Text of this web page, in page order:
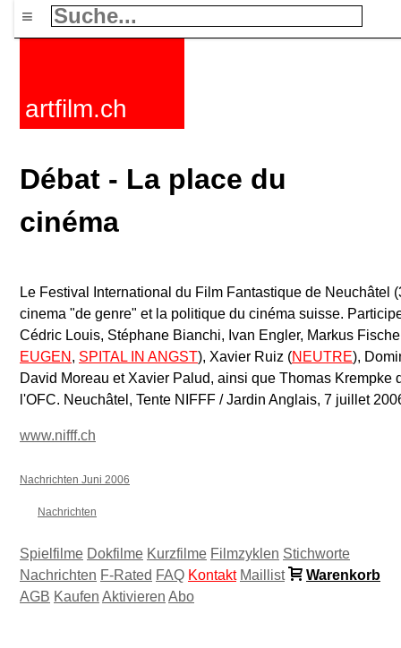
≡
artfilm.ch
Débat - La place du
cinéma
Le Festival International du Film Fantastique de Neuchâtel
cinema "de genre" et la politique du cinéma suisse.
Cédric Louis, Stéphane Bianchi, Ivan Engler, Markus
EUGEN , SPITAL IN ANGST), Xavier Ruiz (NEUTRE),
David Moreau et Xavier Palud, ainsi que Thomas
l'OFC. Neuchâtel, Tente NIFFF / Jardin Anglais, 7 juillet
www.nifff.ch
Nachrichten Juni 2006
Nachrichten
Spielfilme Dokfilme Kurzfilme Filmzyklen Stichworte
Nachrichten F-Rated FAQ Kontakt Maillist
Warenkorb
AGB Kaufen Aktivieren Abo